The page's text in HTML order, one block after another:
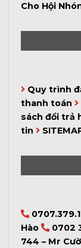
Cho Hội
Quy trình
thanh toán
sách đổi trả
tin
Hào
0702
744 – Mr